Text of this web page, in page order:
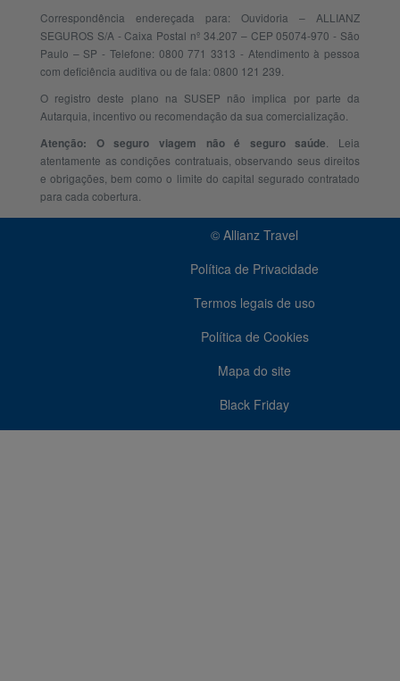
Correspondência endereçada para: Ouvidoria – ALLIANZ
SEGUROS S/A - Caixa Postal nº 34.207 – CEP 05074-970 - São
Paulo – SP - Telefone: 0800 771 3313 - Atendimento à pessoa
com deficiência auditiva ou de fala: 0800 121 239.
O registro deste plano na SUSEP não implica por parte da
Autarquia, incentivo ou recomendação da sua comercialização.
Atenção: O seguro viagem não é seguro saúde . Leia
atentamente as condições contratuais, observando seus direitos
e obrigações, bem como o limite do capital segurado contratado
para cada cobertura.
© Allianz Travel
Política de Privacidade
Termos legais de uso
Política de Cookies
Mapa do site
Black Friday